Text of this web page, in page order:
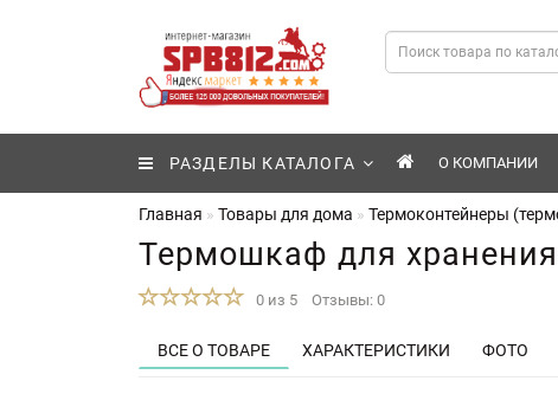
РАЗДЕЛЫ КАТАЛОГА О КОМПАНИИ
Главная Товары для дома Термоконтейнеры
Термошкаф для
0 из 5 Отзывы: 0
ВСЕ О ТОВАРЕ ХАРАКТЕРИСТИКИ ФОТО